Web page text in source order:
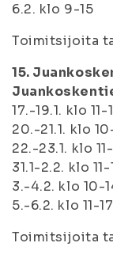
6.2. klo 9-15
Toimitsijoita
15.
17.-19.1. klo 11-
20.-21.1. klo
22.-23.1. klo
31.1-2.2. klo 11-
3.-4.2. klo 10-
5.-6.2. klo 11-17
Toimitsijoita